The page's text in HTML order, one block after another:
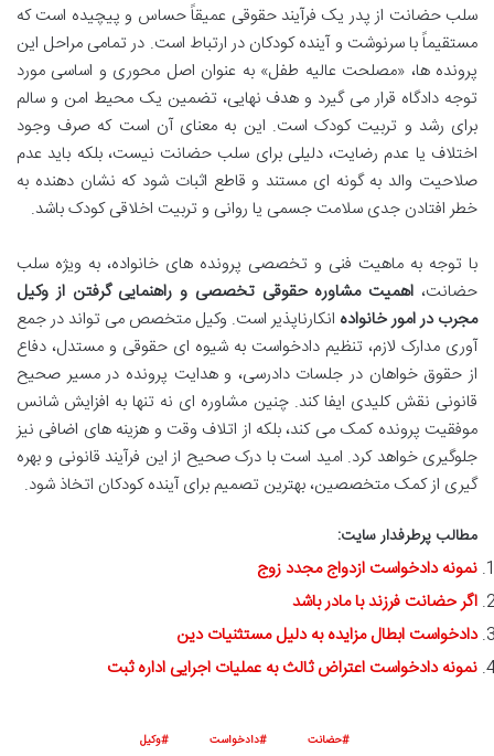
سلب حضانت از پدر یک فرآیند حقوقی عمیقاً حساس و پیچیده است که
مستقیماً با سرنوشت و آینده کودکان در ارتباط است. در تمامی مراحل این
پرونده ها، «مصلحت عالیه طفل» به عنوان اصل محوری و اساسی مورد
توجه دادگاه قرار می گیرد و هدف نهایی، تضمین یک محیط امن و سالم
برای رشد و تربیت کودک است. این به معنای آن است که صرف وجود
اختلاف یا عدم رضایت، دلیلی برای سلب حضانت نیست، بلکه باید عدم
صلاحیت والد به گونه ای مستند و قاطع اثبات شود که نشان دهنده به
خطر افتادن جدی سلامت جسمی یا روانی و تربیت اخلاقی کودک باشد.
با توجه به ماهیت فنی و تخصصی پرونده های خانواده، به ویژه سلب
حضانت، اهمیت مشاوره حقوقی تخصصی و راهنمایی گرفتن از وکیل
مجرب در امور خانواده انکارناپذیر است. وکیل متخصص می تواند در جمع
آوری مدارک لازم، تنظیم دادخواست به شیوه ای حقوقی و مستدل، دفاع
از حقوق خواهان در جلسات دادرسی، و هدایت پرونده در مسیر صحیح
قانونی نقش کلیدی ایفا کند. چنین مشاوره ای نه تنها به افزایش شانس
موفقیت پرونده کمک می کند، بلکه از اتلاف وقت و هزینه های اضافی نیز
جلوگیری خواهد کرد. امید است با درک صحیح از این فرآیند قانونی و بهره
گیری از کمک متخصصین، بهترین تصمیم برای آینده کودکان اتخاذ شود.
مطالب پرطرفدار سایت:
نمونه دادخواست ازدواج مجدد زوج
اگر حضانت فرزند با مادر باشد
دادخواست ابطال مزایده به دلیل مستثنیات دین
نمونه دادخواست اعتراض ثالث به عملیات اجرایی اداره ثبت
حضانت دادخواست وکیل